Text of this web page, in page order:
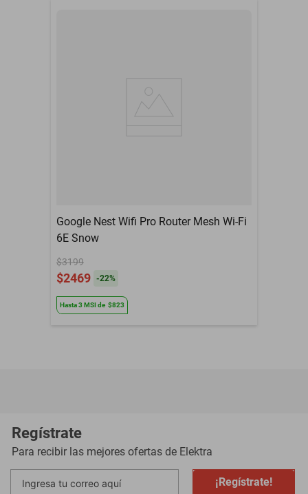
Google Nest Wifi Pro Router Mesh Wi-Fi
6E Snow
$3199
$2469 -22%
Hasta3 MSIde $823
Regístrate
Para recibir las mejores ofertas de Elektra
¡Regístrate!